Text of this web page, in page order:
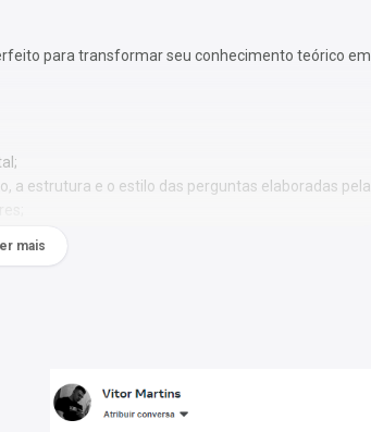
para transformar seu conhecimento teórico em
a estrutura e o estilo das perguntas elaboradas pela
áreas que necessitam maior dedicação;
- CRMV-PE - Assistente Administrativo
mais